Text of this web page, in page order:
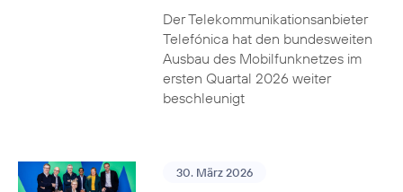
Der Telekommunikationsanbieter
Telefónica hat den bundesweiten
Ausbau des Mobilfunknetzes im
ersten Quartal 2026 weiter
beschleunigt
30. März 2026